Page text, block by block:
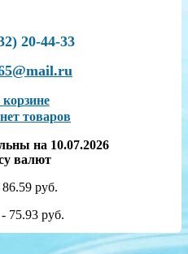
20-44-33
товаров
на 10.07.2026
валют
руб.
75.93 руб.